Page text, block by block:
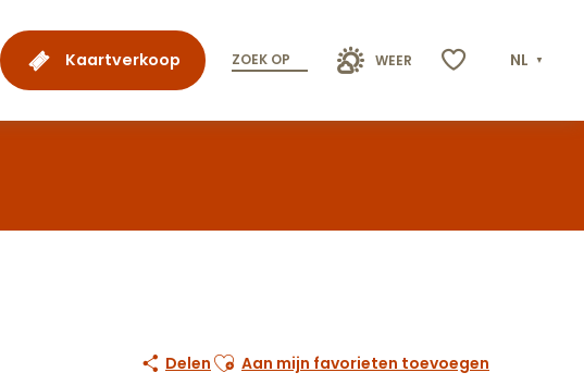
Kaartverkoop ZOEK OP WEER NL
Delen Ajouter aux favoris
Aan mijn favorieten toevoegen